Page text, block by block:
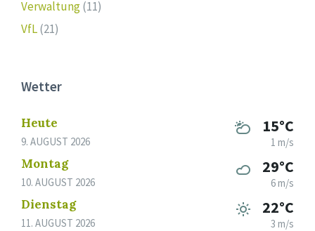
Verwaltung(11)
VfL(21)
Wetter
Heute
9. AUGUST 2026
15°C
1 m/s
Montag
10. AUGUST 2026
29°C
6 m/s
Dienstag
11. AUGUST 2026
22°C
3 m/s